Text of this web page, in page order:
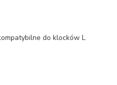
do klocków L